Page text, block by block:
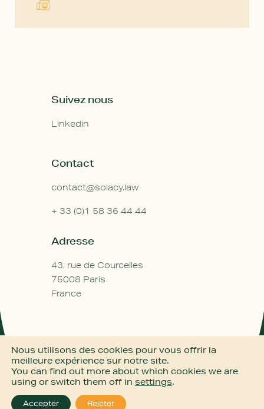
Suivez nous
Linkedin
Contact
contact@solacy.law
+ 33 (0)1 58 36 44 44
Adresse
43, rue de Courcelles
75008 Paris
France
Mentions légales
© 2026 Solacy Avocats
Byeliott & markus
Nous utilisons des cookies pour vous offrir la
meilleure expérience sur notre site.
You can find out more about which cookies we are
using or switch them off in settings.
Accepter Rejeter